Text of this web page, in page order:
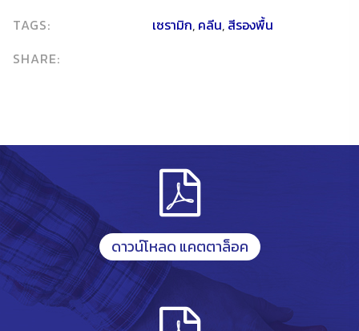
TAGS:
เซรามิก, คลีน, สีรองพื้น
SHARE:
ดาวน์โหลด แคตตาล็อค